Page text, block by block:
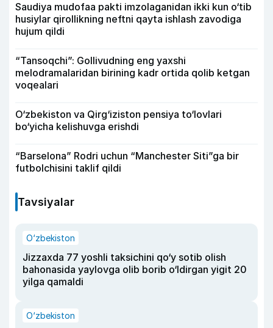
Saudiya mudofaa pakti imzolaganidan ikki kun o‘tib
husiylar qirollikning neftni qayta ishlash zavodiga
hujum qildi
“Tansoqchi”: Gollivudning eng yaxshi
melodramalaridan birining kadr ortida qolib ketgan
voqealari
O‘zbekiston va Qirg‘iziston pensiya to‘lovlari
bo‘yicha kelishuvga erishdi
“Barselona” Rodri uchun “Manchester Siti”ga bir
futbolchisini taklif qildi
Tavsiyalar
O‘zbekiston
Jizzaxda 77 yoshli taksichini qo‘y sotib olish
bahonasida yaylovga olib borib o‘ldirgan yigit 20
yilga qamaldi
O‘zbekiston